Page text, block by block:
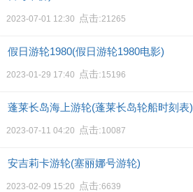
2023-07-01 12:30 点击:21265
假日游轮1980(假日游轮1980电影)
2023-01-29 17:40 点击:15196
蓬莱长岛海上游轮(蓬莱长岛轮船时刻表)
2023-07-11 04:20 点击:10087
安吉莉卡游轮(塞丽娜号游轮)
2023-02-09 15:20 点击:6639